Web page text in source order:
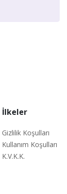
İlkeler
Gizlilik Koşulları
Kullanım Koşulları
K.V.K.K.